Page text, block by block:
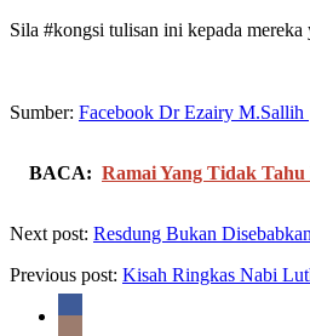
Sila #kongsi tulisan ini kepada
Sumber: Facebook Dr Ezairy M.Sallih
BACA: Ramai Yang Tidak
Next post: Resdung Bukan
Previous post: Kisah Ringkas Nabi